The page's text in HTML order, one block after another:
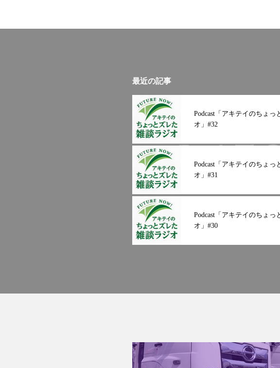
最近の記事
Podcast「アキテイのちょっ
オ」#32
Podcast「アキテイのちょっ
オ」#31
Podcast「アキテイのちょっ
オ」#30